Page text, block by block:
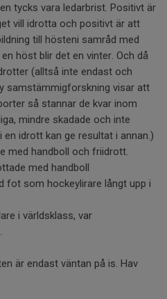
tycks vara ledarbrist. Positivt är
vill idrotta och positivt är att
till hösteni samråd med
höst blir det en vinter. Och då
(alltså inte endast och
samstämmigforskning visar att
så stannar de kvar inom
mindre skadade och inte
idrott kan ge resultat i annan.)
med handboll och friidrott.
med handboll
fot som hockeylirare långt upp i
i världsklass, var
är endast väntan på is. Hav